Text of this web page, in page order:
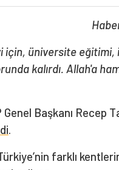
için, üniversite
kalırdı. Allah'a
Başkanı Recep
.
farklı